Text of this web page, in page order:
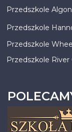
Przedszkole
Przedszkole
Przedszkole
Przedszkole River